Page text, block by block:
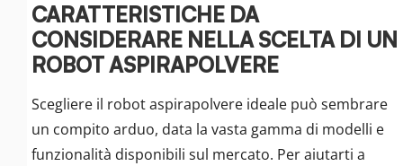
CARATTERISTICHE DA
CONSIDERARE NELLA SCELTA DI UN
ROBOT ASPIRAPOLVERE
Scegliere il robot aspirapolvere ideale può sembrare
un compito arduo, data la vasta gamma di modelli e
funzionalità disponibili sul mercato. Per aiutarti a